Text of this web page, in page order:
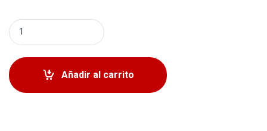
Kit Tren Delantero Toyota Rav4 2006-2018 Lexus
Añadir al carrito